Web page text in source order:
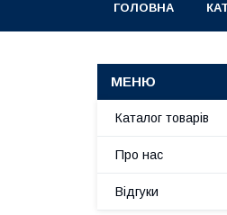
ГОЛОВНА
Каталог товарів
Про нас
Відгуки